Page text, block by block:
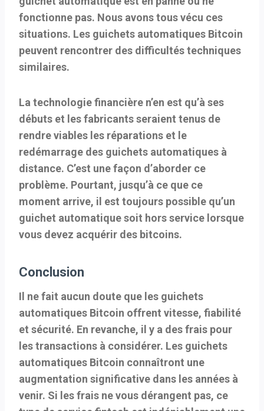
fonctionne pas. Nous avons tous vécu ces
situations. Les guichets automatiques Bitcoin
peuvent rencontrer des difficultés techniques
similaires.
La technologie financière n’en est qu’à ses
débuts et les fabricants seraient tenus de
rendre viables les réparations et le
redémarrage des guichets automatiques à
distance. C’est une façon d’aborder ce
problème. Pourtant, jusqu’à ce que ce
moment arrive, il est toujours possible qu’un
guichet automatique soit hors service lorsque
vous devez acquérir des bitcoins.
Conclusion
Il ne fait aucun doute que les guichets
automatiques Bitcoin offrent vitesse, fiabilité
et sécurité. En revanche, il y a des frais pour
les transactions à considérer. Les guichets
automatiques Bitcoin connaîtront une
augmentation significative dans les années à
venir. Si les frais ne vous dérangent pas, ce